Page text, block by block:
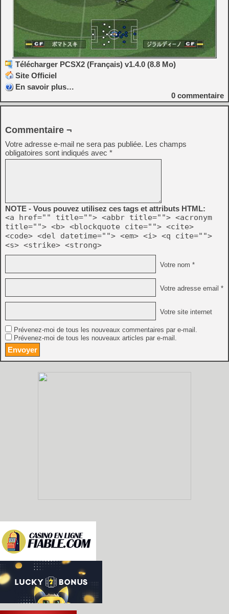
Télécharger PCSX2 (Français) v1.4.0 (8.8 Mo)
Site Officiel
En savoir plus…
0 commentaire
Commentaire ¬
Votre adresse e-mail ne sera pas publiée. Les champs
obligatoires sont indiqués avec *
NOTE - Vous pouvez utilisez ces tags et attributs HTML:
<a href="" title=""> <abbr title=""> <acronym
title=""> <b> <blockquote cite=""> <cite>
<code> <del datetime=""> <em> <i> <q cite="">
<s> <strike> <strong>
Votre nom *
Votre adresse email *
Votre site internet
Prévenez-moi de tous les nouveaux commentaires par e-mail.
Prévenez-moi de tous les nouveaux articles par e-mail.